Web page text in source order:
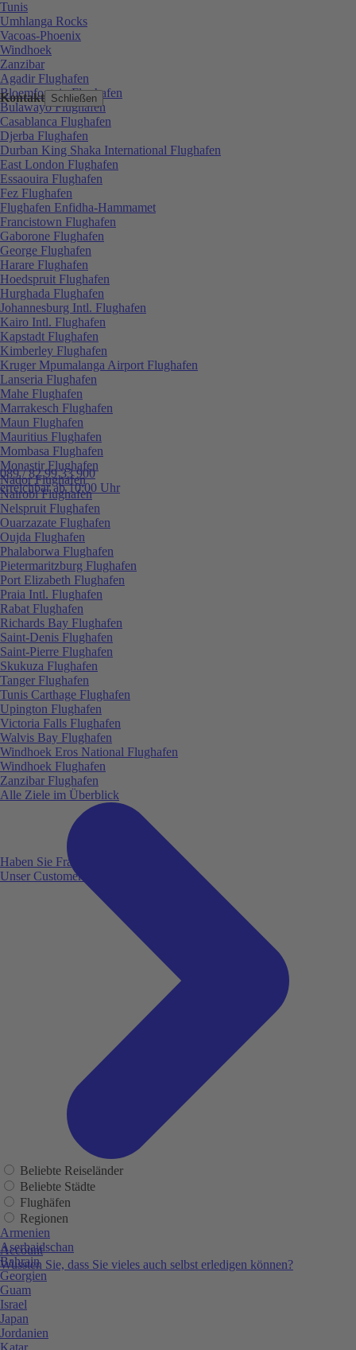
Kontakt Schließen
089 / 82 99 33 900
erreichbar ab 10:00 Uhr
Haben Sie Fragen?
Unser Customer Service ist für Sie da!
Account
Wussten Sie, dass Sie vieles auch selbst erledigen können?
Tunis
Umhlanga Rocks
Vacoas-Phoenix
Windhoek
Zanzibar
Agadir Flughafen
Bloemfontein Flughafen
Bulawayo Flughafen
Casablanca Flughafen
Djerba Flughafen
Durban King Shaka International Flughafen
East London Flughafen
Essaouira Flughafen
Fez Flughafen
Flughafen Enfidha-Hammamet
Francistown Flughafen
Gaborone Flughafen
George Flughafen
Harare Flughafen
Hoedspruit Flughafen
Hurghada Flughafen
Johannesburg Intl. Flughafen
Kairo Intl. Flughafen
Kapstadt Flughafen
Kimberley Flughafen
Kruger Mpumalanga Airport Flughafen
Lanseria Flughafen
Mahe Flughafen
Marrakesch Flughafen
Maun Flughafen
Mauritius Flughafen
Mombasa Flughafen
Monastir Flughafen
Nador Flughafen
Nairobi Flughafen
Nelspruit Flughafen
Ouarzazate Flughafen
Oujda Flughafen
Phalaborwa Flughafen
Pietermaritzburg Flughafen
Port Elizabeth Flughafen
Praia Intl. Flughafen
Rabat Flughafen
Richards Bay Flughafen
Saint-Denis Flughafen
Saint-Pierre Flughafen
Skukuza Flughafen
Tanger Flughafen
Tunis Carthage Flughafen
Upington Flughafen
Victoria Falls Flughafen
Walvis Bay Flughafen
Windhoek Eros National Flughafen
Windhoek Flughafen
Zanzibar Flughafen
Alle Ziele im Überblick
Beliebte Reiseländer
Beliebte Städte
Flughäfen
Regionen
Armenien
Aserbaidschan
Bahrain
Georgien
Guam
Israel
Japan
Jordanien
Katar